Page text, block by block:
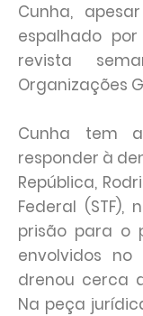
Cunha,
espalhado
revista
Organizações
Cunha tem
responder à
República,
Federal
prisão para o
envolvidos
drenou cerca
Na peça